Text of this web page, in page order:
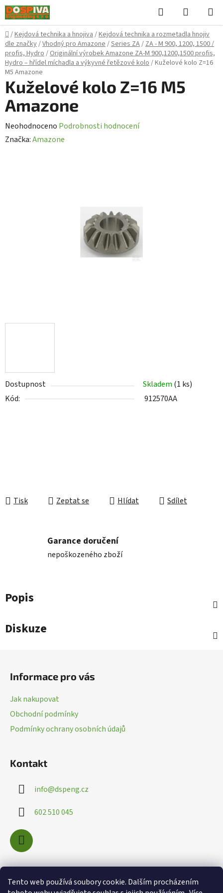
Tento web používá soubory cookie. Dalším procházením
Přejít
na
obsah
Hledat
KOŠÍK
Domů
/Kejdová technika a hnojiva/Kejdová technika a rozmetadla hnojiv
dle značky/Vhodný pro Amazone/Series ZA/ZA - M 900, 1200, 1500 /
profis, Hydro/Originální výrobek Amazone ZA-M 900,1200,1500 profis,
Hydro – hřídel míchadla a výkyvné řetězové kolo/Kuželové kolo Z=16
M5 Amazone
Dostupnost Skladem (1 ks)
Kód:
912570AA
Tisk Zeptat se Hlídat Sdílet
Kuželové kolo Z=16 M5
Amazone
Průměrné
hodnocení
Neohodnoceno Podrobnosti hodnocení
Značka:Amazone
Garance doručení
nepoškozeného zboží
Popis
Diskuze
Informace pro vás
Jak nakupovat
Obchodní podmínky
Podmínky ochrany osobních údajů
Kontakt
info@dspeng.cz
602 510 045
Nákupní košík